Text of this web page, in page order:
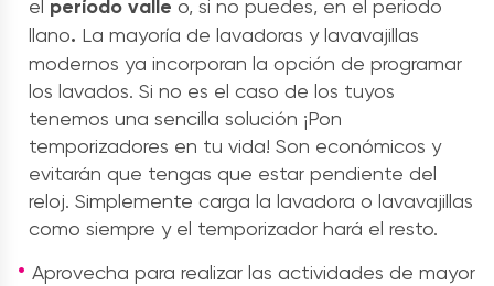
el período valle o, si no puedes, en el periodo
llano. La mayoría de lavadoras y lavavajillas
modernos ya incorporan la opción de programar
los lavados. Si no es el caso de los tuyos
tenemos una sencilla solución ¡Pon
temporizadores en tu vida! Son económicos y
evitarán que tengas que estar pendiente del
reloj. Simplemente carga la lavadora o lavavajillas
como siempre y el temporizador hará el resto.
Aprovecha para realizar las actividades de mayor